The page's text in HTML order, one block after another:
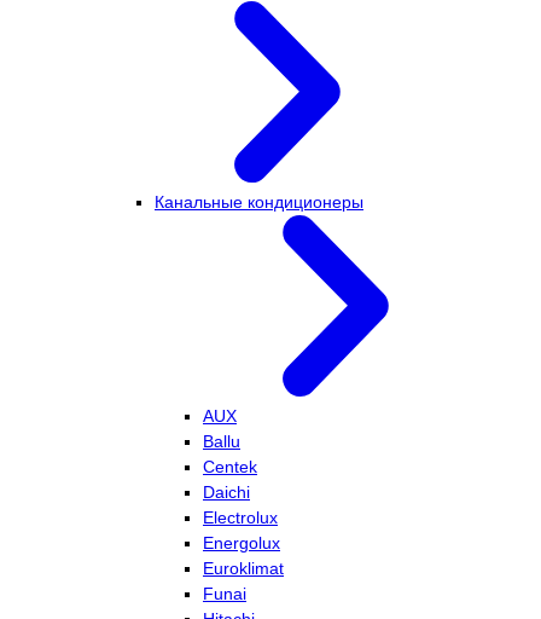
Канальные кондиционеры
AUX
Ballu
Centek
Daichi
Electrolux
Energolux
Euroklimat
Funai